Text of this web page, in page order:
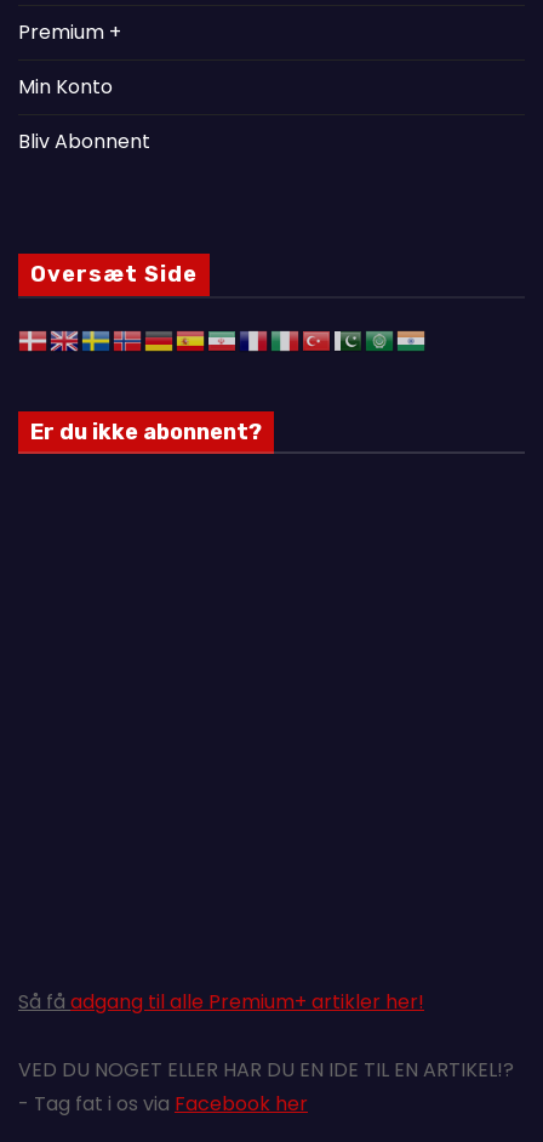
Premium +
Min Konto
Bliv Abonnent
Oversæt Side
Er du ikke abonnent?
Så få adgang til alle Premium+ artikler her!
VED DU NOGET ELLER HAR DU EN IDE TIL EN ARTIKEL!?
- Tag fat i os via Facebook her